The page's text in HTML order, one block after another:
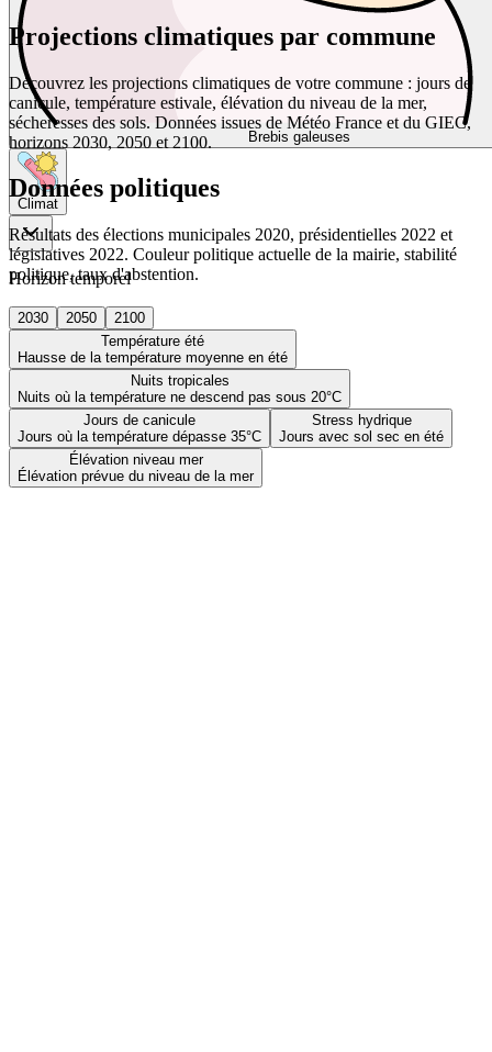
Brebis galeuses
Climat
Horizon temporel
2030 2050
2100
Température été
Hausse de la température moyenne en été
Nuits tropicales
Nuits où la température ne descend pas sous 20°C
Jours de canicule
Jours où la température dépasse 35°C
Stress hydrique
Jours avec sol sec en été
Élévation niveau mer
Élévation prévue du niveau de la mer
Projections climatiques par commune
Découvrez les projections climatiques de votre commune : jours de
canicule, température estivale, élévation du niveau de la mer,
sécheresses des sols. Données issues de Météo France et du GIEC,
horizons 2030, 2050 et 2100.
Données politiques
Résultats des élections municipales 2020, présidentielles 2022 et
législatives 2022. Couleur politique actuelle de la mairie, stabilité
politique, taux d'abstention.